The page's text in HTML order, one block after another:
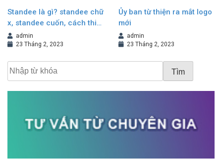
Standee là gì? standee chữ
x, standee cuốn, cách thiết
kế standee đẹp
admin
23 Tháng 2, 2023
Ủy ban từ thiện ra mắt logo
mới
admin
23 Tháng 2, 2023
Tìm